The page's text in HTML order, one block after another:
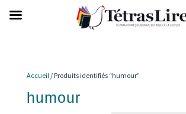
Accueil/ Produits identifiés “humour”
humour